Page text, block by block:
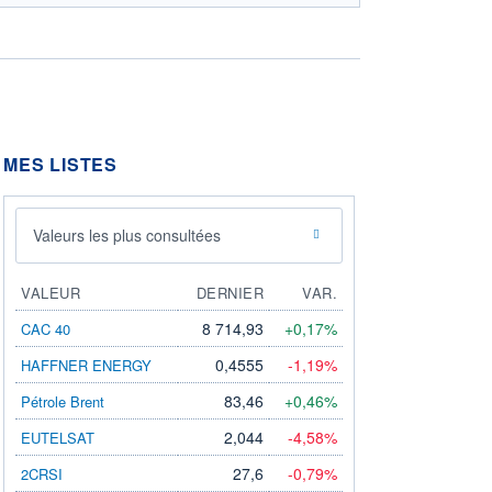
MES LISTES
Valeurs les plus consultées
VALEUR DERNIER
VAR.
CAC 40
8 714,93 +0,17%
HAFFNER ENERGY 0,4555 -1,19%
Pétrole Brent 83,46 +0,46%
EUTELSAT 2,044 -4,58%
2CRSI 27,6 -0,79%